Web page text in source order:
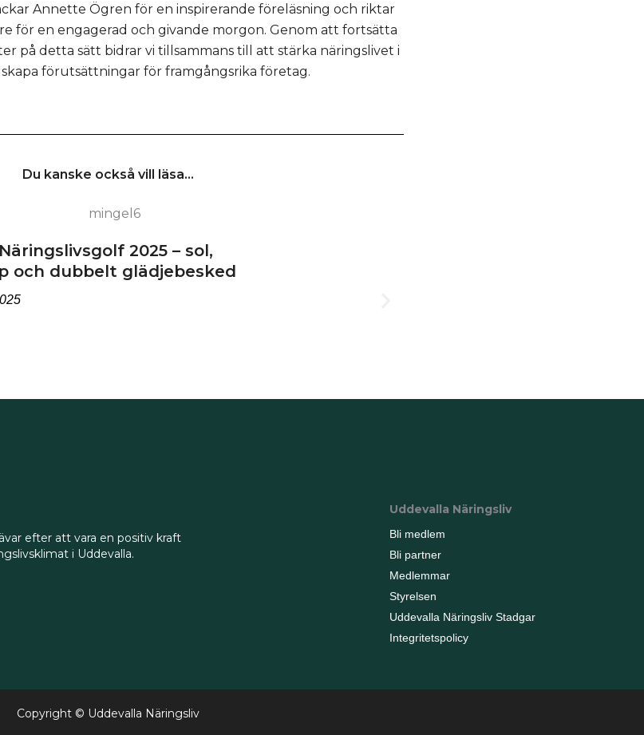
Annette Ögren för en inspirerande föreläsning och riktar
för en engagerad och givande morgon. Genom att fortsätta
på detta sätt bidrar vi tillsammans till att stärka näringslivet i
förutsättningar för framgångsrika företag.
Du kanske också vill läsa...
2025 – sol,
och dubbelt glädjebesked
efter att vara en positiv kraft
i Uddevalla.
Uddevalla Näringsliv
Bli medlem
Bli partner
Medlemmar
Styrelsen
Uddevalla Näringsliv Stadgar
Integritetspolicy
Copyright © Uddevalla Näringsliv